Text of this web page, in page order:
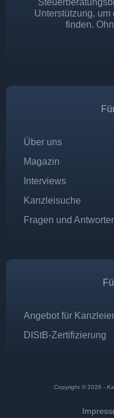
Unterstützung,
finden.
Über uns
Magazin
Interviews
Kanzleisuche
Fragen und
Angebot für
DIStB-Zertifizierung
Copyright © 2026 -